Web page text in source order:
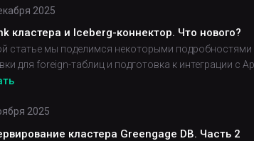
2025
кластера и Iceberg-коннектор. Что нового?
статье мы поделимся некоторыми
для foreign-таблиц и подготовка к интеграции с
2025
кластера Greengage DB. Часть 2